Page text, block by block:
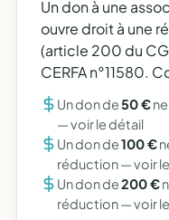
Un don à une
ouvre droit à une
(article 200 du
CERFA n°11580.
Un don de50 €
—voir le détail
Un don de100 €
réduction —voir
Un don de200 €
réduction —voir